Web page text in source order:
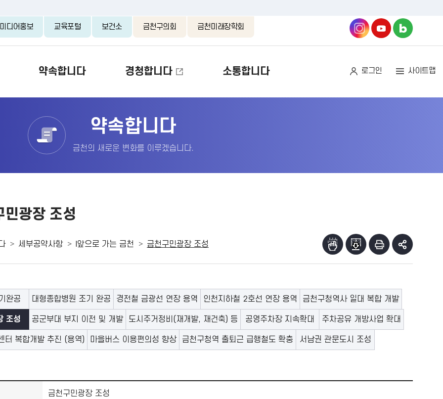
미디어홍보 교육포털 보건소 금천구의회 금천미래장학회
약속합니다 경청합니다 소통합니다 로그인 사이트맵
약속합니다
금천의 새로운 변화를 이루겠습니다.
민광장 조성
세부공약사항 I앞으로 가는 금천 금천구민광장 조성
완공 대형종합병원 조기 완공 경전철 금광선 연장 용역 인천지하철 2호선 연장 용역 금천구청역사 일대 복합 개발
조성 공군부대 부지 이전 및 개발 도시주거정비(재개발, 재건축) 등 공영주차장 지속확대 주차공유 개방사업 확대
터 복합개발 추진 (용역) 마을버스 이용편의성 향상 금천구청역 출퇴근 급행철도 확충 서남권 관문도시 조성
금천구민광장 조성